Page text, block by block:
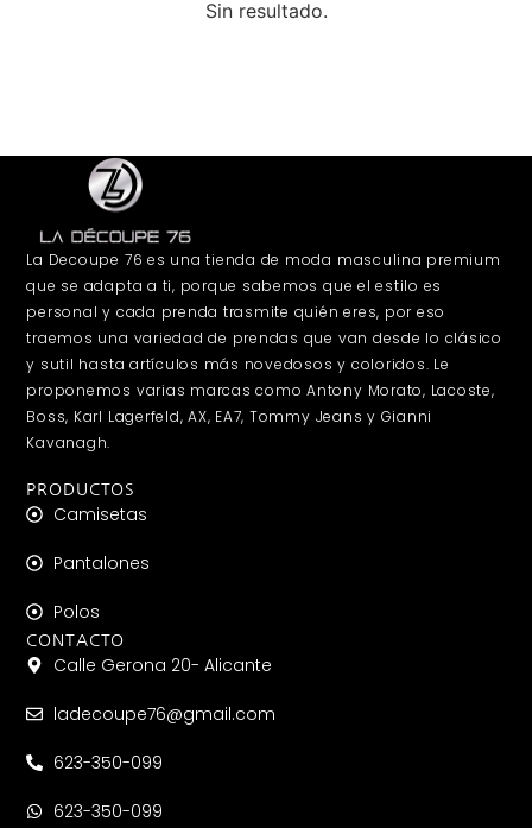
Sin resultado.
La Decoupe 76 es una tienda de moda masculina premium
que se adapta a ti, porque sabemos que el estilo es
personal y cada prenda trasmite quién eres, por eso
traemos una variedad de prendas que van desde lo clásico
y sutil hasta artículos más novedosos y coloridos. Le
proponemos varias marcas como Antony Morato, Lacoste,
Boss, Karl Lagerfeld, AX, EA7, Tommy Jeans y Gianni
Kavanagh.
PRODUCTOS
Camisetas
Pantalones
Polos
CONTACTO
Calle Gerona 20- Alicante
ladecoupe76@gmail.com
623-350-099
623-350-099